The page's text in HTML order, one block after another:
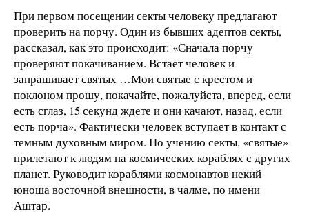
При первом посещении секты человеку предлагают
проверить на порчу. Один из бывших адептов секты,
рассказал, как это происходит: «Сначала порчу
проверяют покачиванием. Встает человек и
запрашивает святых …Мои святые с крестом и
поклоном прошу, покачайте, пожалуйста, вперед, если
есть сглаз, 15 секунд ждете и они качают, назад, если
есть порча». Фактически человек вступает в контакт с
темным духовным миром. По учению секты, «святые»
прилетают к людям на космических кораблях с других
планет. Руководит кораблями космонавтов некий
юноша восточной внешности, в чалме, по имени
Аштар.